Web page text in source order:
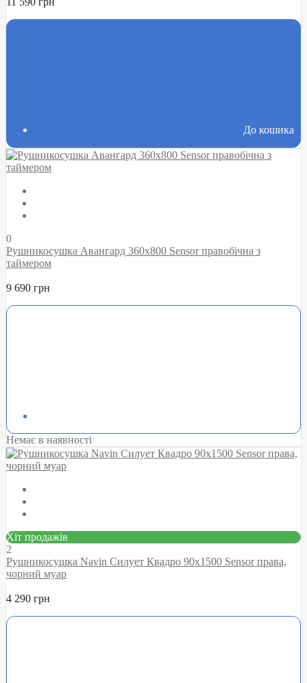
До кошика
0
Рушникосушка Авангард 360х800 Sensor правобічна з
таймером
9 690 грн
Немає в наявності
Хіт продажів
2
Рушникосушка Navin Силует Квадро 90х1500 Sensor права,
чорний муар
4 290 грн